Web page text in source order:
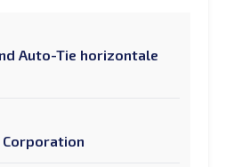
Auto-Tie horizontale
Corporation